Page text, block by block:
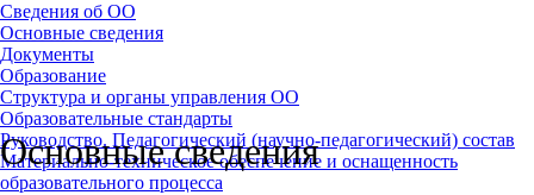
Сведения об ОО
Основные сведения
Документы
Образование
Структура и органы управления ОО
Образовательные стандарты
Руководство. Педагогический (научно-педагогический) состав
Материально-техническое обеспечение и оснащенность
образовательного процесса
Основные сведения